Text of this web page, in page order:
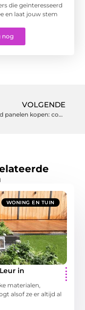
die geïnteresseerd
en laat jouw stem
nog
VOLGENDE
Infrarood panelen kopen: comfortabel en energiezuinig verwarmen
WONING EN TUIN
in
materialen,
alsof ze er altijd al